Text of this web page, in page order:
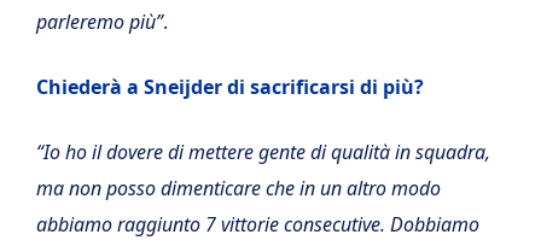
parleremo più”.
Chiederà a Sneijder di sacrificarsi di più?
“Io ho il dovere di mettere gente di qualità in squadra,
ma non posso dimenticare che in un altro modo
abbiamo raggiunto 7 vittorie consecutive. Dobbiamo